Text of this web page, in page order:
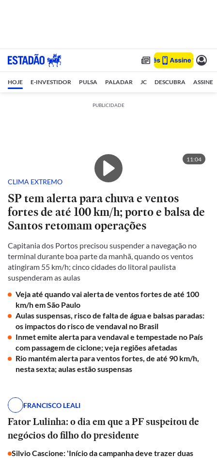
HOJE E-INVESTIDOR PULSA PALADAR JC DESCUBRA ASSINE
PUBLICIDADE
11:04
CLIMA EXTREMO
SP tem alerta para chuva e ventos
fortes de até 100 km/h; porto e balsa de
Santos retomam operações
Capitania dos Portos precisou suspender a navegação no
terminal durante boa parte da manhã, quando os ventos
atingiram 55 km/h; cinco cidades do litoral paulista
suspenderam as aulas
Veja até quando vai alerta de ventos fortes de até 100
km/h em São Paulo
Aulas suspensas, risco de falta de água e balsas paradas:
os impactos do risco de vendaval no Brasil
Inmet emite alerta para vendaval e tempestade no País
com passagem de ciclone; veja regiões afetadas
Rio mantém alerta para ventos fortes, de até 90 km/h,
nesta sexta; aulas estão suspensas
FRANCISCO LEALI
Fator Lulinha: o dia em que a PF suspeitou de
negócios do filho do presidente
Silvio Cascione: 'Início da campanha deve trazer duas